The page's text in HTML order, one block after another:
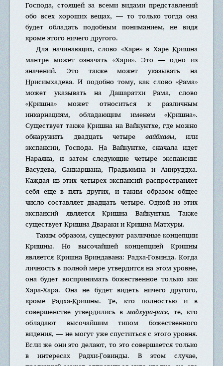
Господа, стоящей за всеми видами представлений
обо всех хороших вещах, — то только тогда она
будет обладать подобным пониманием, не видя
кроме этого ничего другого.
Для начинающих, слово «Харе» в Харе Кришна
мантре может означать «Хари». Это — одно из
значений. Это также может указывать на
Нрисимхадева. И подобно тому, как слово «Рама»
может указывать на Дашаратхи Рама, слово
«Кришна» может относиться к различным
инкарнациям, обладающим именем «Кришна».
Существует также Кришна на Вайкунтхе, где можно
обнаружить двадцать четыре вайбхавы, или
экспансии, Господа. На Вайкунтхе, сначала идет
Нараяна, и затем следующие четыре экспансии:
Васудева, Санкаршана, Прадьюмна и Анируддха.
Каждая из этих четырех экспансий распространяет
себя еще в пять других, и таким образом общее
число составляет двадцать четыре. Одной из этих
экспансий является Кришна Вайкунтхи. Также
существует Кришна Двараки и Кришна Матхуры.
Таким образом, сущесвуют различные концепции
Кришны. Но высочайшей концепцией Кришны
является Кришна Вриндавана: Радха-Говинда. Когда
личность в полной мере утвердится на этом уровне,
она будет воспринимать божественное только как
Хара-Хара. Она не будет видеть ничего другого,
кроме Радха-Кришны. Те, кто полностью и в
совершенстве утвердились вмадхура-расе, те, кто
обладают высочайшим типом божественного
видения, — не могут уже спуститься с этого уровня.
Если же они это делают, то это совершается только
в интересах Радхи-Говинды. В этом случае,